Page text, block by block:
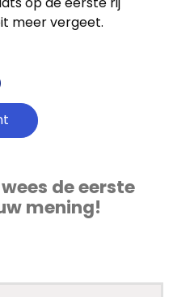
meer vergeet.
de eerste
mening!